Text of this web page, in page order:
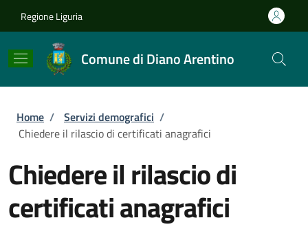
Regione Liguria
Comune di Diano Arentino
Briciole di pane
Home / Servizi demografici /
Chiedere il rilascio di certificati anagrafici
Chiedere il rilascio di
certificati anagrafici